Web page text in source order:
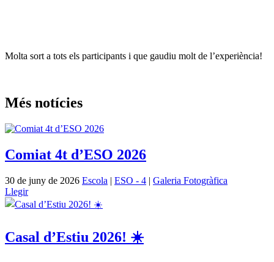
Molta sort a tots els participants i que gaudiu molt de l’experiència!
Més notícies
Comiat 4t d’ESO 2026
30 de juny de 2026 Escola | ESO - 4 | Galeria Fotogràfica
Llegir
Casal d’Estiu 2026! ☀️